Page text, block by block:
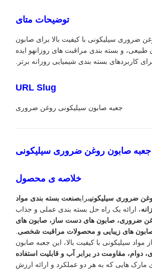
توضیحات متای
ضروری سیلیکونی با کیفیت بالا برای صابون
و بسته بندی مراقبت های روزانهو ایده
کاربردهای بسته بندی شیمیایی روزانه برتر.
URL Slug
جعبه صابون سیلیکونی روغن ضروری
جعبه صابون روغن ضروری سیلیکونی
خلاصه ی محصول
ضروری سیلیکونیبرایصنعت بسته بندی مواد
، ارائه یک راه حل بسته بندی عملی و جذاب
ضروری، صابون های دست ساز، صابون های
های زیبایی و محصولات مراقبت شخصی
مواد سیلیکونی با کیفیت بالا، این جعبه صابون
دوام، مقاومت در برابر آب و قابلیت استفاده
مارک هایی که به هر دو عملکرد و ارائه ارزش